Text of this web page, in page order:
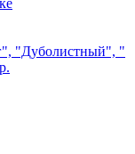
"Дуболистный", "